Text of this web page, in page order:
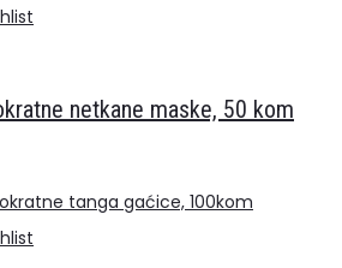
netkane maske, 50 kom